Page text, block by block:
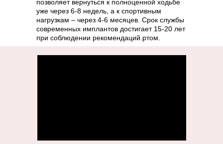
позволяет вернуться к полноценной ходьбе
уже через 6-8 недель, а к спортивным
нагрузкам – через 4-6 месяцев. Срок службы
современных имплантов достигает 15-20 лет
при соблюдении рекомендаций.ртом.